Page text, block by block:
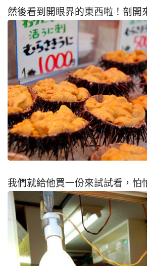
然後看到開眼界的東西啦！剖開
我們就給他買一份來試試看，怕